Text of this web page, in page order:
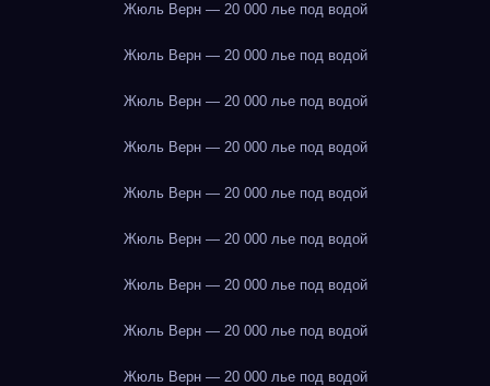
Жюль Верн — 20 000 лье под водой
Жюль Верн — 20 000 лье под водой
Жюль Верн — 20 000 лье под водой
Жюль Верн — 20 000 лье под водой
Жюль Верн — 20 000 лье под водой
Жюль Верн — 20 000 лье под водой
Жюль Верн — 20 000 лье под водой
Жюль Верн — 20 000 лье под водой
Жюль Верн — 20 000 лье под водой